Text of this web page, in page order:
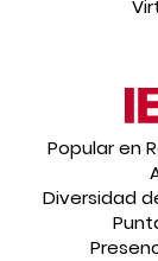
Popular en
Diversidad